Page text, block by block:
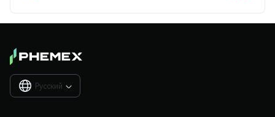
Русский 